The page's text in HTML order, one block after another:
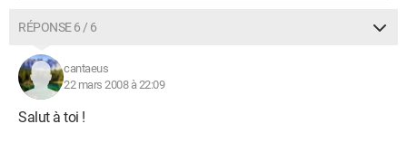
RÉPONSE 6 / 6
cantaeus
22 mars 2008 à 22:09
Salut à toi !